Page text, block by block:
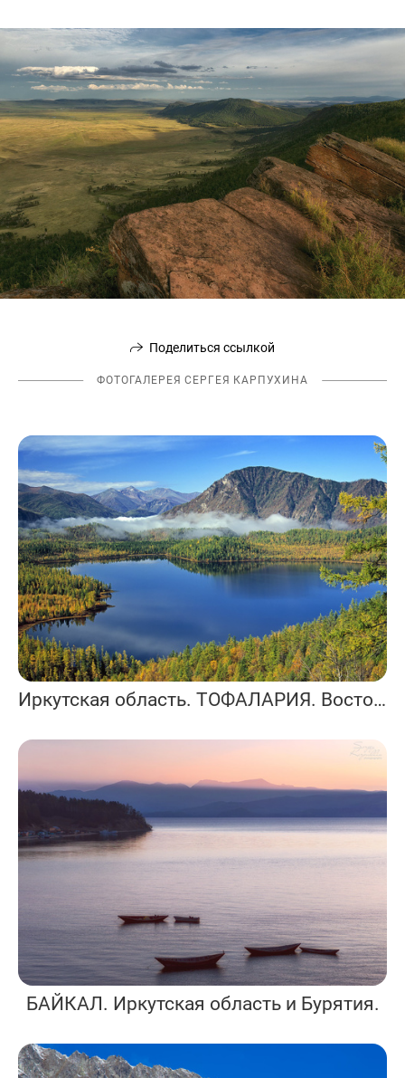
Поделиться ссылкой
ФОТОГАЛЕРЕЯ СЕРГЕЯ КАРПУХИНА
Иркутская область. ТОФАЛАРИЯ. Восточные Саяны
БАЙКАЛ. Иркутская область и Бурятия.